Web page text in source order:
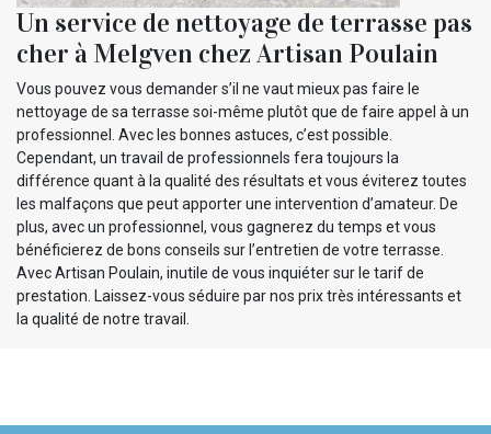
Un service de nettoyage de terrasse pas
cher à Melgven chez Artisan Poulain
Vous pouvez vous demander s’il ne vaut mieux pas faire le
nettoyage de sa terrasse soi-même plutôt que de faire appel à un
professionnel. Avec les bonnes astuces, c’est possible.
Cependant, un travail de professionnels fera toujours la
différence quant à la qualité des résultats et vous éviterez toutes
les malfaçons que peut apporter une intervention d’amateur. De
plus, avec un professionnel, vous gagnerez du temps et vous
bénéficierez de bons conseils sur l’entretien de votre terrasse.
Avec Artisan Poulain, inutile de vous inquiéter sur le tarif de
prestation. Laissez-vous séduire par nos prix très intéressants et
la qualité de notre travail.